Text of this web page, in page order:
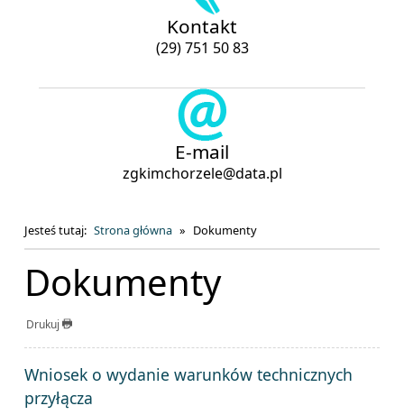
Kontakt
(29) 751 50 83
E-mail
zgkimchorzele@data.pl
Jesteś tutaj: Strona główna Dokumenty
Dokumenty
Drukuj
ZAŁĄCZNIKI
Wniosek o wydanie warunków technicznych
przyłącza